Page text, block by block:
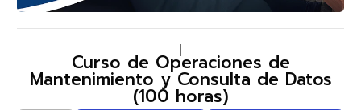
Curso de Operaciones de
Mantenimiento y Consulta de Datos
(100 horas)